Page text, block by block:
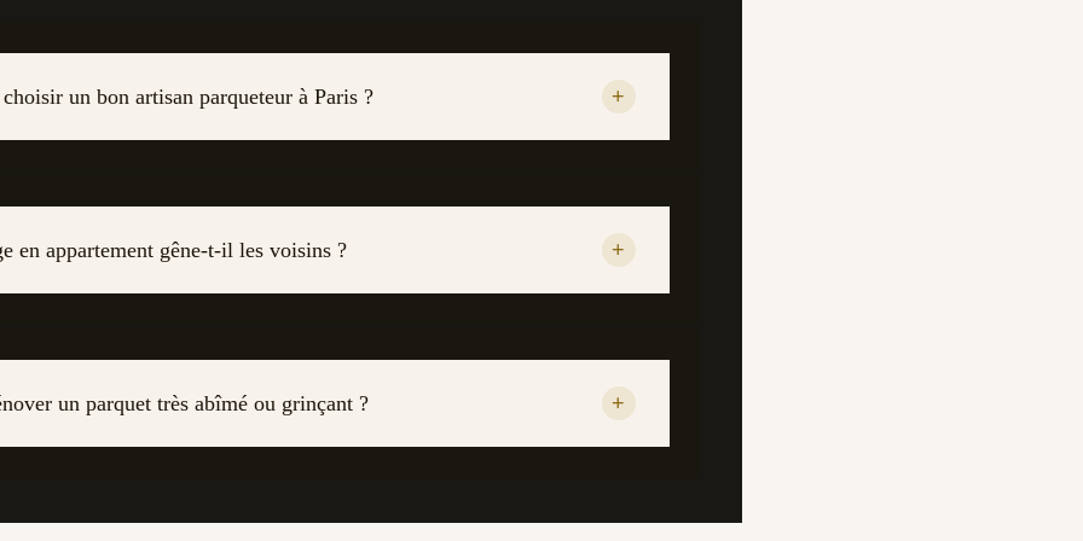
un bon artisan parqueteur à Paris ? +
en appartement gêne-t-il les voisins ? +
un parquet très abîmé ou grinçant ? +